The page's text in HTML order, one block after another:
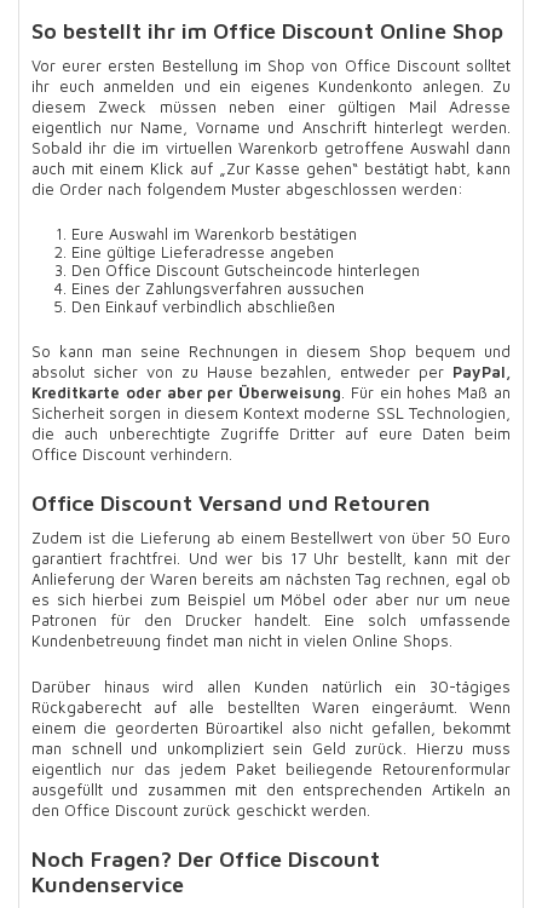
So bestellt ihr im Office Discount Online Shop
Vor eurer ersten Bestellung im Shop von Office Discount solltet
ihr euch anmelden und ein eigenes Kundenkonto anlegen. Zu
diesem Zweck müssen neben einer gültigen Mail Adresse
eigentlich nur Name, Vorname und Anschrift hinterlegt werden.
Sobald ihr die im virtuellen Warenkorb getroffene Auswahl dann
auch mit einem Klick auf „Zur Kasse gehen“ bestätigt habt, kann
die Order nach folgendem Muster abgeschlossen werden:
Eure Auswahl im Warenkorb bestätigen
Eine gültige Lieferadresse angeben
Den Office Discount Gutscheincode hinterlegen
Eines der Zahlungsverfahren aussuchen
Den Einkauf verbindlich abschließen
So kann man seine Rechnungen in diesem Shop bequem und
absolut sicher von zu Hause bezahlen, entweder per PayPal,
Kreditkarte oder aber per Überweisung . Für ein hohes Maß an
Sicherheit sorgen in diesem Kontext moderne SSL Technologien,
die auch unberechtigte Zugriffe Dritter auf eure Daten beim
Office Discount verhindern.
Office Discount Versand und Retouren
Zudem ist die Lieferung ab einem Bestellwert von über 50 Euro
garantiert frachtfrei. Und wer bis 17 Uhr bestellt, kann mit der
Anlieferung der Waren bereits am nächsten Tag rechnen, egal ob
es sich hierbei zum Beispiel um Möbel oder aber nur um neue
Patronen für den Drucker handelt. Eine solch umfassende
Kundenbetreuung findet man nicht in vielen Online Shops.
Darüber hinaus wird allen Kunden natürlich ein 30-tägiges
Rückgaberecht auf alle bestellten Waren eingeräumt. Wenn
einem die georderten Büroartikel also nicht gefallen, bekommt
man schnell und unkompliziert sein Geld zurück. Hierzu muss
eigentlich nur das jedem Paket beiliegende Retourenformular
ausgefüllt und zusammen mit den entsprechenden Artikeln an
den Office Discount zurück geschickt werden.
Noch Fragen? Der Office Discount
Kundenservice